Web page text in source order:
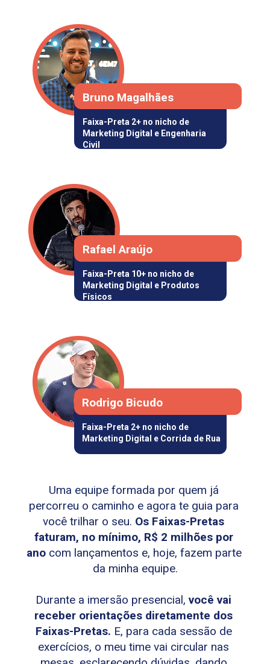
Rodrigo Bicudo
Bruno Magalhães
Rafael Araújo
Faixa-Preta 2+ no nicho de
Marketing Digital e Corrida de Rua
Faixa-Preta 2+ no nicho de
Marketing Digital e Engenharia
Civil
Faixa-Preta 10+
no nicho de
Marketing Digital e Produtos
Físicos
Uma equipe formada por quem já
percorreu o caminho e agora te guia para
você trilhar o seu. Os Faixas-Pretas
faturam, no mínimo, R$ 2 milhões por
ano com lançamentos e, hoje, fazem parte
da minha equipe.
Durante a imersão presencial, você vai
receber orientações diretamente dos
Faixas-Pretas. E, para cada sessão de
exercícios, o meu time vai circular nas